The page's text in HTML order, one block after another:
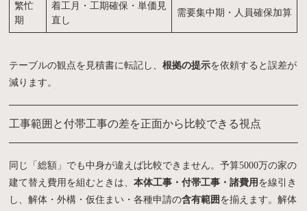
繁忙
期
着工月・工期確保・単価見
直し
需要集中期・人員確保加算
テーブルの観点を見積書に転記し、根拠の提示を依頼すると誤差が
減ります。
工事範囲と付帯工事の差を正面から比較できる視点
同じ「総額」でも中身が違えば比較できません。予算5000万の家の
建て替え費用を組むときは、本体工事・付帯工事・諸費用 を線引き
し、解体・外構・仮住まい・各種申請の含有範囲 を揃えます。解体